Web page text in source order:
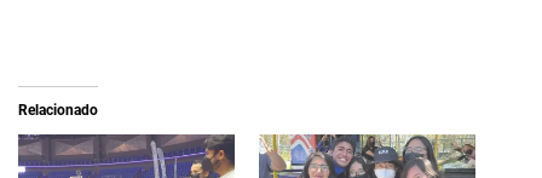
e
b
r
e
e
e
n
F
Relacionado